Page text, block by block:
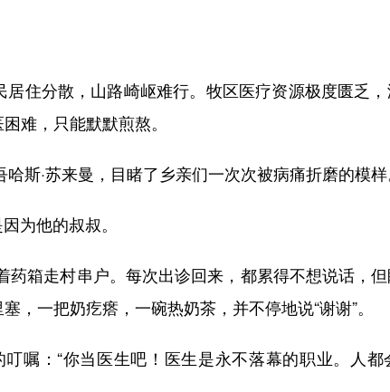
分散，山路崎岖难行。牧区医疗资源极度匮乏
难，只能默默煎熬。
·苏来曼，目睹了乡亲们一次次被病痛折磨的模样
为他的叔叔。
走村串户。每次出诊回来，都累得不想说话，但
一把奶疙瘩，一碗热奶茶，并不停地说“谢谢”。
：“你当医生吧！医生是永不落幕的职业。人都